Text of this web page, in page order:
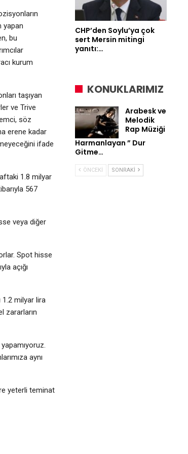
yapan
bu
kurum
taşıyan
ve Trive
söz
erene kadar
ifade
1.8 milyar
567
veya diğer
Spot hisse
açığı
1.2 milyar lira
zararların
aynı
yeterli teminat
CHP’den Soylu’ya çok
sert Mersin mitingi
yanıtı:…
KONUKLARIMIZ
Arabesk ve
Melodik
Rap Müziği
Harmanlayan ” Dur
Gitme…
ÖNCEKI SONRAKI